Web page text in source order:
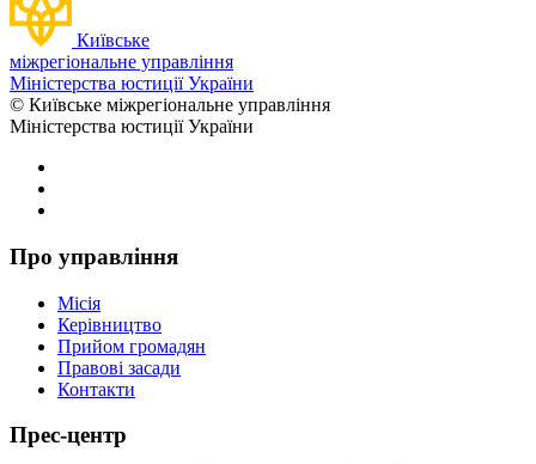
Київське
міжрегіональне управління
Міністерства юстиції України
© Київське міжрегіональне управління
Міністерства юстиції України
Про управління
Місія
Керівництво
Прийом громадян
Правові засади
Контакти
Прес-центр